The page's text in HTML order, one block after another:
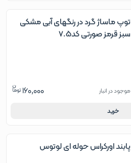
توپ ماساژ گرد در رنگهای آبی مشکی
سبز قرمز صورتی کد7.5
موجود در انبار 160,000
خرید
پابند اورکراس حوله ای لوتوس